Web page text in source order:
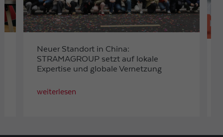
Neuer Standort in China:
STRAMAGROUP setzt auf lokale
Expertise und globale Vernetzung
weiterlesen